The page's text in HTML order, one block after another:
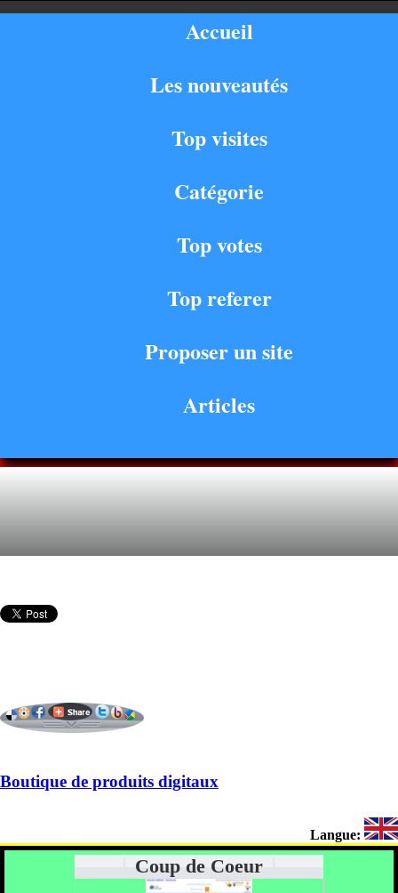
Accueil
Les nouveautés
Top visites
Catégorie
Top votes
Top referer
Proposer un site
Articles
Boutique de produits digitaux
Langue:
Coup de Coeur